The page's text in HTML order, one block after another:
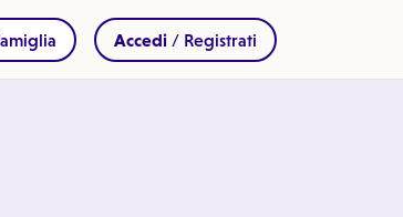
Accedi / Registrati